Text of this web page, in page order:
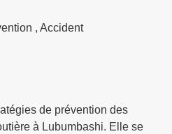
, Accident
de prévention des
à Lubumbashi. Elle se